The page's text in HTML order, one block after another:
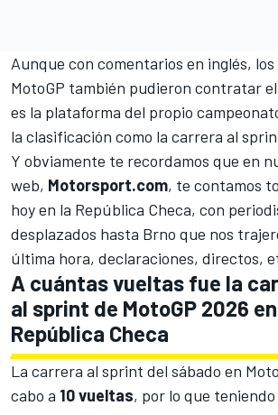
Aunque con comentarios en inglés,
MotoGP también pudieron contratar
es la plataforma del propio
la clasificación como la carrera al
Y obviamente te recordamos que en
web, Motorsport.com, te contamos
hoy en la República Checa, con
desplazados hasta Brno que nos
última hora, declaraciones, directos,
A cuántas vueltas fue la
al sprint de MotoGP 2026
República Checa
La carrera al sprint del sábado en
cabo a 10 vueltas, por lo que